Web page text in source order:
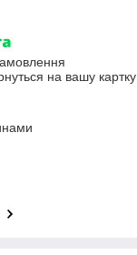
на вашу картку